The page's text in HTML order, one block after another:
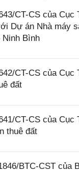
CT-CS của Cục
Dự án Nhà máy
Ninh Bình
CT-CS của Cục
đất
CT-CS của Cục
thuê đất
BTC-CST của